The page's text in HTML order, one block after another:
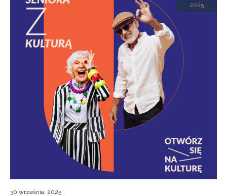
2025
30 września, 2025